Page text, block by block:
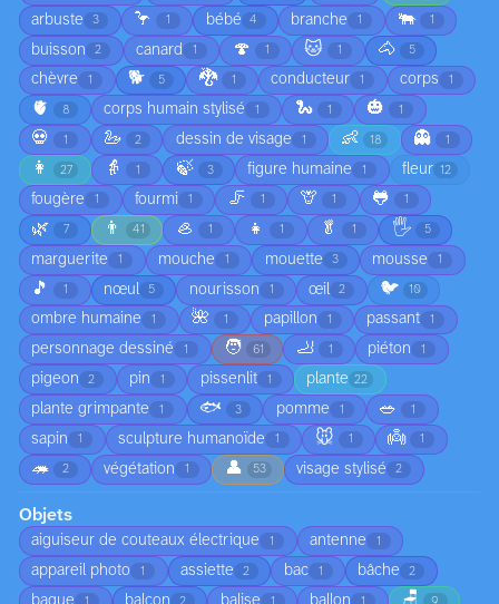
arbuste 3 🦩 1 bébé 4 branche 1 🐃 1
buisson 2 canard 1 🍄 1 🐱 1 🐴 5
chèvre 1 🐕 5 🐉 1 conducteur 1 corps 1
🫀 8 corps humain stylisé 1 🐍 1 🎃 1
💀 1 🦢 2 dessin de visage 1 👶 18 👻 1
👩 27 👵 1 🍃 3 figure humaine 1 fleur 12
fougère 1 fourmi 1 🦵 1 🦒 1 🐸 1
🌿 7 👨 41 🦪 1 👧 1 🥬 1 🖐️ 5
marguerite 1 mouche 1 mouette 3 mousse 1
🎵 1 nœul 5 nourisson 1 œil 2 🐦 10
ombre humaine 1 🌺 1 papillon 1 passant 1
personnage dessiné 1 🧑 61 🦶 1 piéton 1
pigeon 2 pin 1 pissenlit 1 plante 22
plante grimpante 1 🐟 3 pomme 1 🥗 1
sapin 1 sculpture humanoïde 1 🐭 1 👼 1
🦔 2 végétation 1 👤 53 visage stylisé 2
Objets
aiguiseur de couteaux électrique 1 antenne 1
appareil photo 1 assiette 2 bac 1 bâche 2
1 2 1 1 🪑 9